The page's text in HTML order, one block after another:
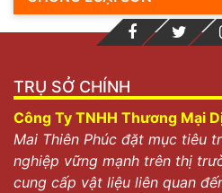
TRỤ SỞ CHÍNH
Công Ty TNHH Thương Mại
Mai Thiên Phúc đặt mục tiêu
nghiệp vững mạnh trên thị
cung cấp vật liệu liên quan